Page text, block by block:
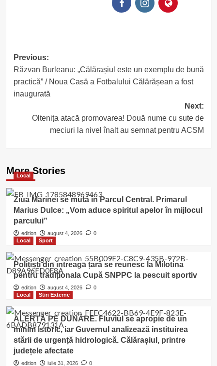
Post
navigation
Previous:
Răzvan Burleanu: „Călărașiul este un exemplu de bună
practică” / Noua Casă a Fotbalului Călărășean a fost
inaugurată
Next:
Oltenița atacă promovarea! Două nume cu sute de
meciuri la nivel înalt au semnat pentru ACSM
More Stories
Local
Ziua Marinei se mută în Parcul Central. Primarul
Marius Dulce: „Vom aduce spiritul apelor în mijlocul
parcului”
edition august 4, 2026
0
Local
Sport
Polițiști din întreaga țară se reunesc la Milotina
pentru tradiționala Cupă SNPPC la pescuit sportiv
edition august 4, 2026
0
Local
Stiri Externe
ALERTĂ PE DUNĂRE. Fluviul se apropie de un
minim istoric, iar Guvernul analizează instituirea
stării de urgență hidrologică. Călărașiul, printre
județele afectate
edition iulie 31, 2026 0